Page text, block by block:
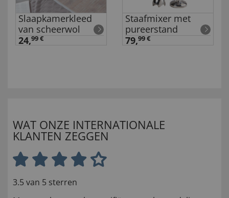
Slaapkamerkleed
van scheerwol
24,99 €
Staafmixer met
pureerstand
79,99 €
WAT ONZE INTERNATIONALE
KLANTEN ZEGGEN
3.5 van 5 sterren